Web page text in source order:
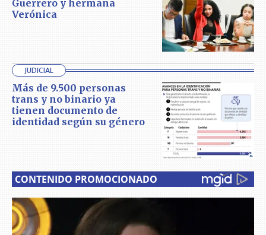
Guerrero y hermana
Verónica
JUDICIAL
Más de 9.500 personas
trans y no binario ya
tienen documento de
identidad según su género